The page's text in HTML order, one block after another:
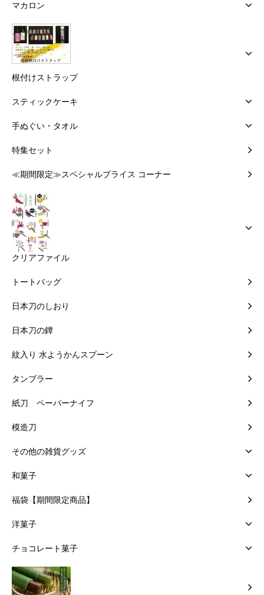
マカロン
根付けストラップ
スティックケーキ
手ぬぐい・タオル
特集セット
≪期間限定≫スペシャルプライス コーナー
クリアファイル
トートバッグ
日本刀のしおり
日本刀の鐔
紋入り 水ようかんスプーン
タンブラー
紙刀 ペーパーナイフ
模造刀
その他の雑貨グッズ
和菓子
福袋【期間限定商品】
洋菓子
チョコレート菓子